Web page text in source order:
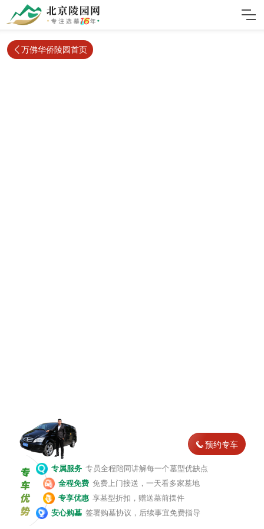
万佛华侨陵园首页
预约专车
专属服务 专员全程陪同讲解每一个墓型优缺点
全程免费 免费上门接送，一天看多家墓地
专享优惠 享墓型折扣，赠送墓前摆件
安心购墓 签署购墓协议，后续事宜免费指导